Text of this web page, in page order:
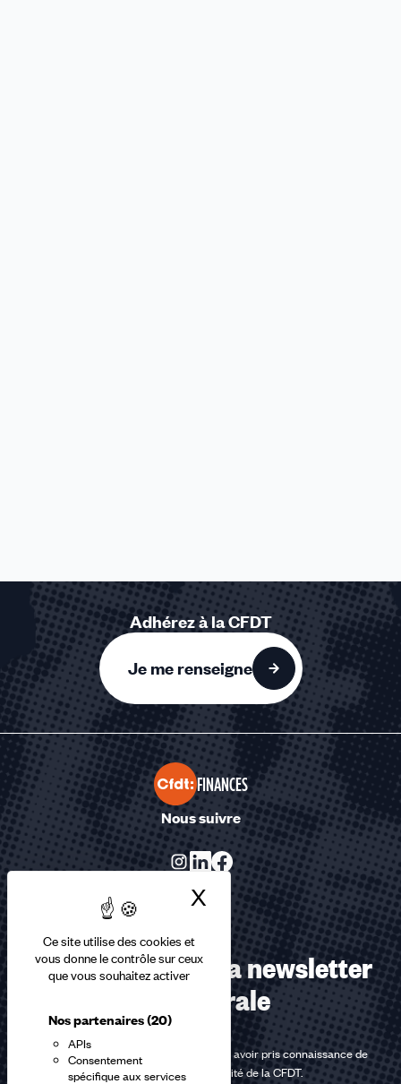
Ce site utilise des cookies et
vous donne le contrôle sur ceux
que vous souhaitez activer
Nos partenaires(20)
APIs
Consentement
spécifique aux services
X Masquer le
Adhérez à la CFDT
Je me renseigne
FINANCES
Nous suivre
Abonnez-vous à la newsletter
confédérale
En m'inscrivant à la newsletter, j'affirme avoir pris connaissance de
lapolitique de confidentialité de la CFDT.